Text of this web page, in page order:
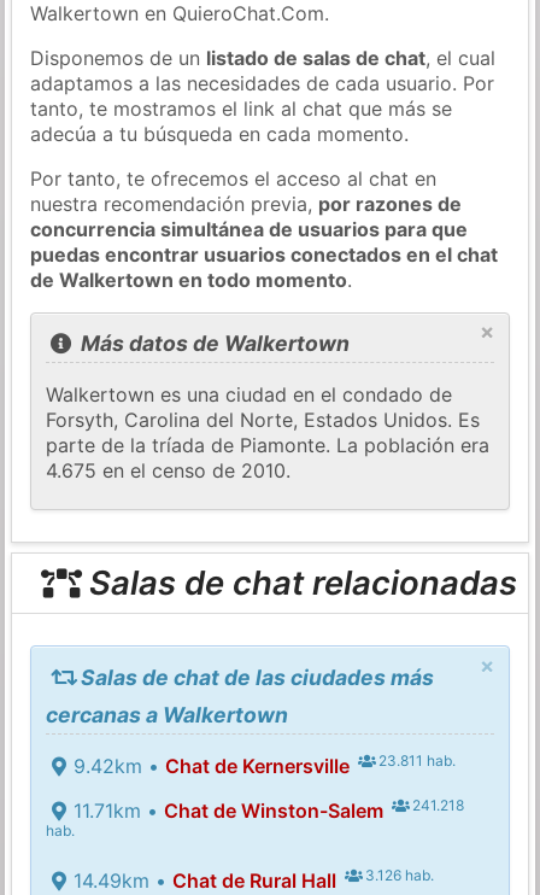
Walkertown en QuieroChat.Com.
Disponemos de un listado de salas de chat, el cual
adaptamos a las necesidades de cada usuario. Por
tanto, te mostramos el link al chat que más se
adecúa a tu búsqueda en cada momento.
Por tanto, te ofrecemos el acceso al chat en
nuestra recomendación previa, por razones de
concurrencia simultánea de usuarios para que
puedas encontrar usuarios conectados en el chat
de Walkertown en todo momento.
×
Más datos de Walkertown
Walkertown es una ciudad en el condado de
Forsyth, Carolina del Norte, Estados Unidos. Es
parte de la tríada de Piamonte. La población era
4.675 en el censo de 2010.
Salas de chat relacionadas
×
Salas de chat de las ciudades más
cercanas a Walkertown
9.42km • Chat de Kernersville 23.811 hab.
11.71km • Chat de Winston-Salem
241.218
hab.
14.49km • Chat de Rural Hall 3.126 hab.